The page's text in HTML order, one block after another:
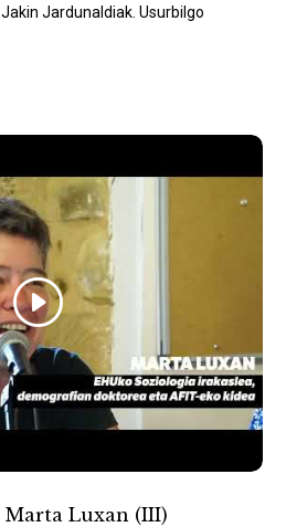
Jardunaldiak. Usurbilgo
Marta Luxan (III)